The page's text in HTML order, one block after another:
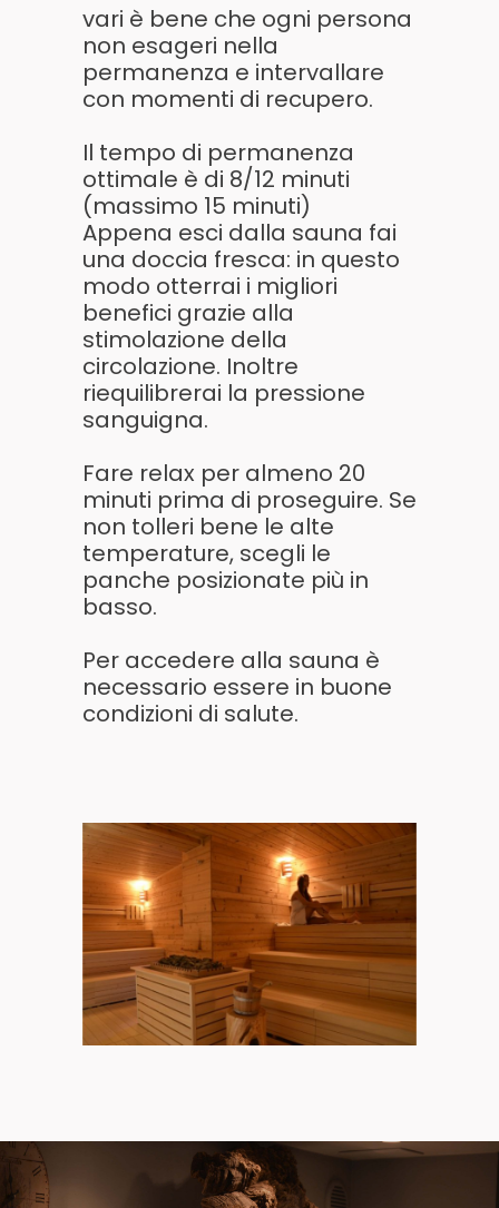
vari è bene che ogni persona
non esageri nella
permanenza e intervallare
con momenti di recupero.
Il tempo di permanenza
ottimale è di 8/12 minuti
(massimo 15 minuti)
Appena esci dalla sauna fai
una doccia fresca: in questo
modo otterrai i migliori
benefici grazie alla
stimolazione della
circolazione. Inoltre
riequilibrerai la pressione
sanguigna.
Fare relax per almeno 20
minuti prima di proseguire. Se
non tolleri bene le alte
temperature, scegli le
panche posizionate più in
basso.
Per accedere alla sauna è
necessario essere in buone
condizioni di salute.